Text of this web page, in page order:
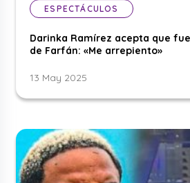
ESPECTÁCULOS
Darinka Ramírez acepta que fue
de Farfán: «Me arrepiento»
13 May 2025